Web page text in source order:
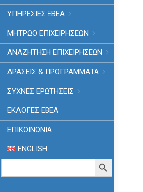
ΥΠΗΡΕΣΙΕΣ ΕΒΕΑ
ΜΗΤΡΩΟ ΕΠΙΧΕΙΡΗΣΕΩΝ
ΑΝΑΖΗΤΗΣΗ ΕΠΙΧΕΙΡΗΣΕΩΝ
ΔΡΑΣΕΙΣ & ΠΡΟΓΡΑΜΜΑΤΑ
ΣΥΧΝΕΣ ΕΡΩΤΗΣΕΙΣ
ΕΚΛΟΓΈΣ ΕΒΕΑ
ΕΠΙΚΟΙΝΩΝΙΑ
ENGLISH
Search
Search Button